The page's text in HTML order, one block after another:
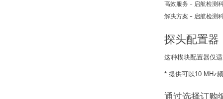
高效服务 – 启航检测
解决方案 – 启航检测
探头配置器
这种楔块配置器仅
* 提供可以10 MHz
通过选择订购